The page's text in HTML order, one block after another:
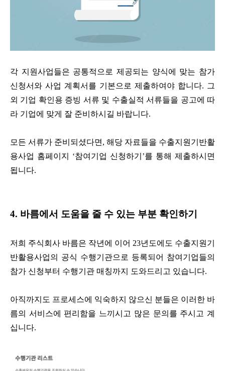
각 지원사업들은 공통적으로 제공되는 양식에 맞는 참가
신청서와 사업 계획서를 기본으로 제출하여야 합니다. 그
외 기업 확인용 증빙 서류 및 수출실적 서류들을 공고에 따
라 기업에 맞게 잘 준비하시길 바랍니다.
모든 서류가 준비되셨다면, 해당 자료들을 수출지원기반활
용사업 홈페이지 ‘참여기업 신청하기’를 통해 제출하시면
됩니다.
4. 바름에서 도움을 줄 수 있는 부분 확인하기
저희 주식회사 바름은 작년에 이어 23년도에도 수출지원기
반활용사업의 공식 수행기관으로 등록되어 참여기업들의
참가 신청부터 수행기관 매칭까지 도와드리고 있습니다.
아직까지도 프로세스에 익숙하지 않으신 분들은 이러한 바
름의 서비스에 편리함을 느끼시고 많은 문의를 주시고 계
십니다.